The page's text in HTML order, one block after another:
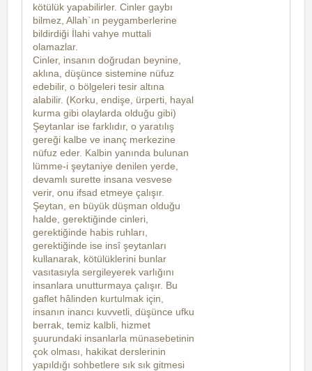
kötülük yapabilirler. Cinler gaybı
bilmez, Allah`ın peygamberlerine
bildirdiği İlahi vahye muttali
olamazlar.
Cinler, insanın doğrudan beynine,
aklına, düşünce sistemine nüfuz
edebilir, o bölgeleri tesir altına
alabilir. (Korku, endişe, ürperti, hayal
kurma gibi olaylarda olduğu gibi)
Şeytanlar ise farklıdır, o yaratılış
gereği kalbe ve inanç merkezine
nüfuz eder. Kalbin yanında bulunan
lümme-i şeytaniye denilen yerde,
devamlı surette insana vesvese
verir, onu ifsad etmeye çalışır.
Şeytan, en büyük düşman olduğu
halde, gerektiğinde cinleri,
gerektiğinde habis ruhları,
gerektiğinde ise insî şeytanları
kullanarak, kötülüklerini bunlar
vasıtasıyla sergileyerek varlığını
insanlara unutturmaya çalışır. Bu
gaflet hâlinden kurtulmak için,
insanın inancı kuvvetli, düşünce ufku
berrak, temiz kalbli, hizmet
şuurundaki insanlarla münasebetinin
çok olması, hakikat derslerinin
yapıldığı sohbetlere sık sık gitmesi